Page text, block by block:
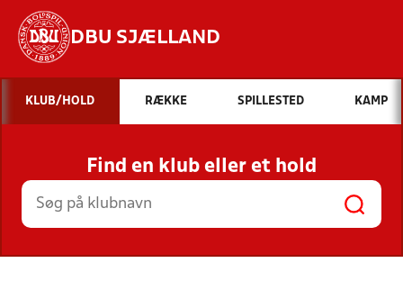
DBU SJÆLLAND
Hvad vil du søge efter?
INDHOLD OG NYHEDER
STILLINGER, RESULTATER, KLUBBER OG
HOLD
KLUB/HOLD RÆKKE SPILLESTED KAMP
Find en klub eller et hold